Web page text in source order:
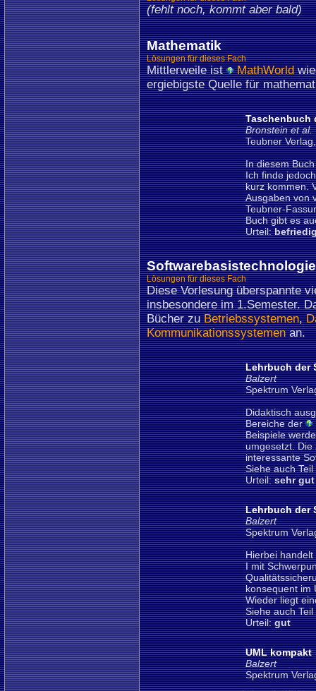
(fehlt noch, kommt aber bald)
Mathematik
Lösungen für dieses Fach
Mittlerweile ist MathWorld
ergiebigste Quelle für
Taschenbuch
Bronstein et al.
Teubner
In diesem
Ich finde
kurz kommen.
Ausgaben von
Teubner-
Buch gibt es
Urteil:
Lösungen für dieses Fach
Diese Vorlesung überspannte
insbesondere im 1.Semester.
Bücher zuBetriebssystemen,
Kommunikationssystemenan.
Lehrbuch der
Balzert
Spektrum
Didaktisch
Bereiche der
Beispiele
umgesetzt. Die
interessante
Siehe auch Teil
Urteil:sehr gut
Lehrbuch der
Balzert
Spektrum
Hierbei
I mit
konsequent im
Wieder liegt
Siehe auch Teil
Urteil:gut
UML kompakt
Balzert
Spektrum